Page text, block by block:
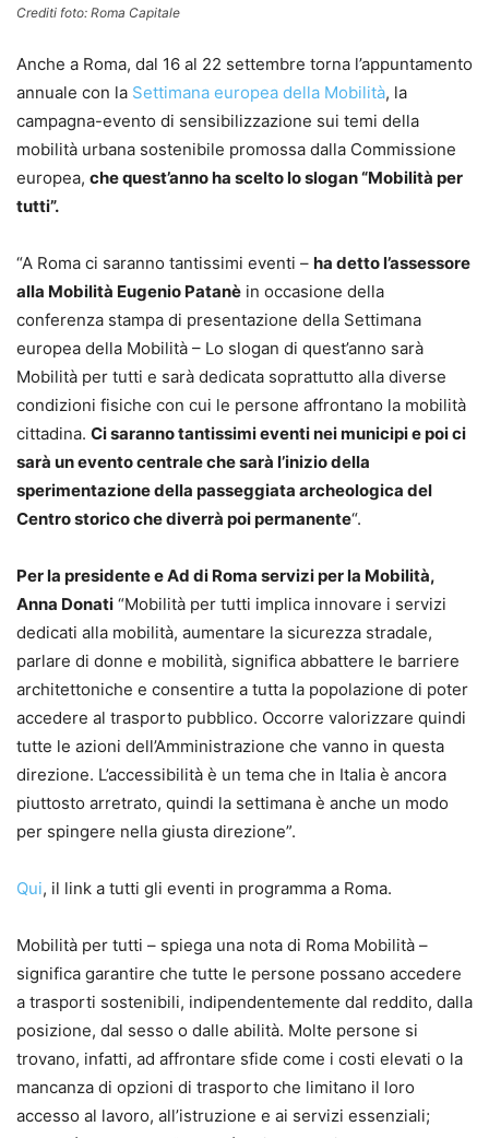
Crediti foto: Roma Capitale
Anche a Roma, dal 16 al 22 settembre torna l’appuntamento
annuale con la Settimana europea della Mobilità, la
campagna-evento di sensibilizzazione sui temi della
mobilità urbana sostenibile promossa dalla Commissione
europea, che quest’anno ha scelto lo slogan “Mobilità per
tutti”.
“A Roma ci saranno tantissimi eventi – ha detto l’assessore
alla Mobilità Eugenio Patanè in occasione della
conferenza stampa di presentazione della Settimana
europea della Mobilità – Lo slogan di quest’anno sarà
Mobilità per tutti e sarà dedicata soprattutto alla diverse
condizioni fisiche con cui le persone affrontano la mobilità
cittadina. Ci saranno tantissimi eventi nei municipi e poi ci
sarà un evento centrale che sarà l’inizio della
sperimentazione della passeggiata archeologica del
Centro storico che diverrà poi permanente“.
Per la presidente e Ad di Roma servizi per la Mobilità,
Anna Donati “Mobilità per tutti implica innovare i servizi
dedicati alla mobilità, aumentare la sicurezza stradale,
parlare di donne e mobilità, significa abbattere le barriere
architettoniche e consentire a tutta la popolazione di poter
accedere al trasporto pubblico. Occorre valorizzare quindi
tutte le azioni dell’Amministrazione che vanno in questa
direzione. L’accessibilità è un tema che in Italia è ancora
piuttosto arretrato, quindi la settimana è anche un modo
per spingere nella giusta direzione”.
Qui, il link a tutti gli eventi in programma a Roma.
Mobilità per tutti – spiega una nota di Roma Mobilità –
significa garantire che tutte le persone possano accedere
a trasporti sostenibili, indipendentemente dal reddito, dalla
posizione, dal sesso o dalle abilità. Molte persone si
trovano, infatti, ad affrontare sfide come i costi elevati o la
mancanza di opzioni di trasporto che limitano il loro
accesso al lavoro, all’istruzione e ai servizi essenziali;